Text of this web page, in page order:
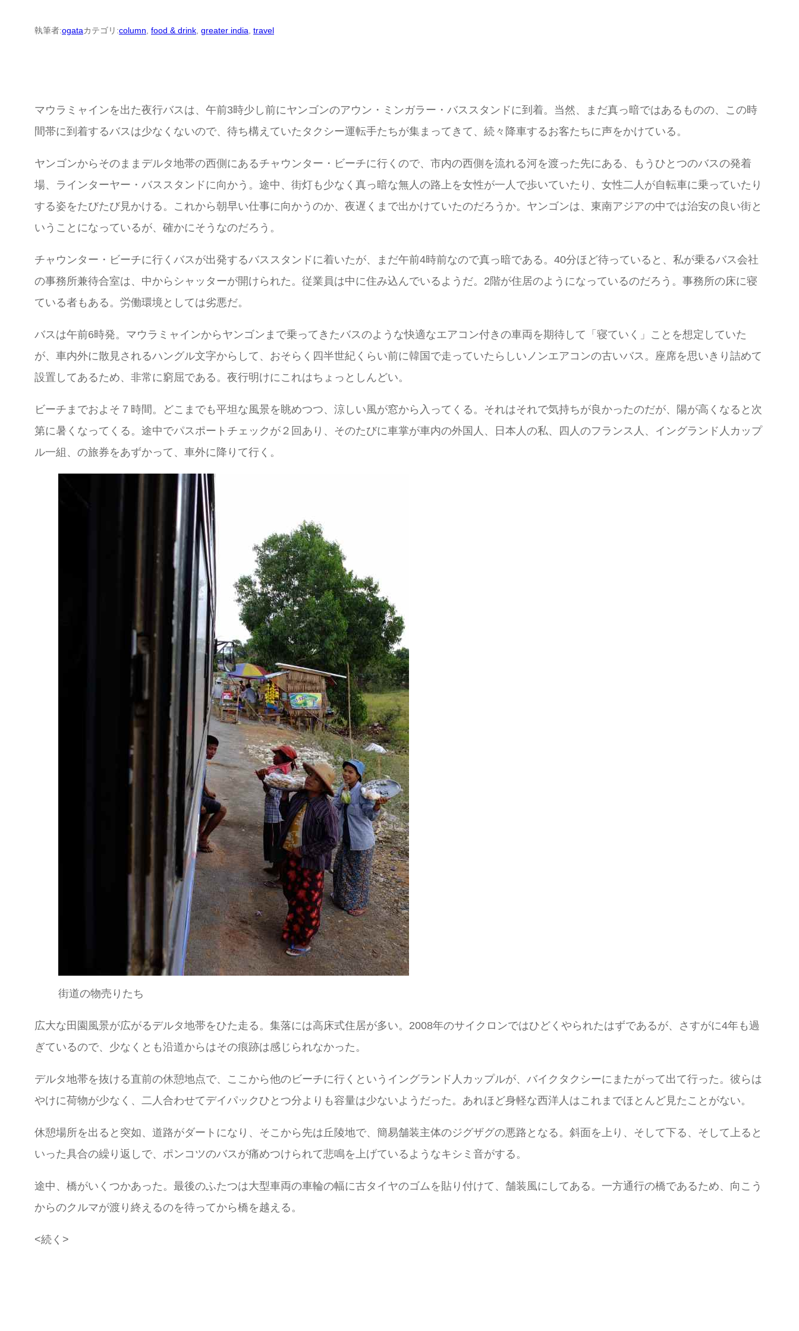
執筆者:ogataカテゴリ:column food & drink greater india travel
マウラミャインを出た夜行バスは、午前3時少し前にヤンゴンのアウン・ミンガラー・バススタンドに到着。当然、まだ真っ暗ではあるものの、この時
間帯に到着するバスは少なくないので、待ち構えていたタクシー運転手たちが集まってきて、続々降車するお客たちに声をかけている。
ヤンゴンからそのままデルタ地帯の西側にあるチャウンター・ビーチに行くので、市内の西側を流れる河を渡った先にある、もうひとつのバスの発着
場、ラインターヤー・バススタンドに向かう。途中、街灯も少なく真っ暗な無人の路上を女性が一人で歩いていたり、女性二人が自転車に乗っていたり
する姿をたびたび見かける。これから朝早い仕事に向かうのか、夜遅くまで出かけていたのだろうか。ヤンゴンは、東南アジアの中では治安の良い街と
いうことになっているが、確かにそうなのだろう。
チャウンター・ビーチに行くバスが出発するバススタンドに着いたが、まだ午前4時前なので真っ暗である。40分ほど待っていると、私が乗るバス会社
の事務所兼待合室は、中からシャッターが開けられた。従業員は中に住み込んでいるようだ。2階が住居のようになっているのだろう。事務所の床に寝
ている者もある。労働環境としては劣悪だ。
バスは午前6時発。マウラミャインからヤンゴンまで乗ってきたバスのような快適なエアコン付きの車両を期待して「寝ていく」ことを想定していた
が、車内外に散見されるハングル文字からして、おそらく四半世紀くらい前に韓国で走っていたらしいノンエアコンの古いバス。座席を思いきり詰めて
設置してあるため、非常に窮屈である。夜行明けにこれはちょっとしんどい。
ビーチまでおよそ７時間。どこまでも平坦な風景を眺めつつ、涼しい風が窓から入ってくる。それはそれで気持ちが良かったのだが、陽が高くなると次
第に暑くなってくる。途中でパスポートチェックが２回あり、そのたびに車掌が車内の外国人、日本人の私、四人のフランス人、イングランド人カップ
ル一組、の旅券をあずかって、車外に降りて行く。
街道の物売りたち
広大な田園風景が広がるデルタ地帯をひた走る。集落には高床式住居が多い。2008年のサイクロンではひどくやられたはずであるが、さすがに4年も過
ぎているので、少なくとも沿道からはその痕跡は感じられなかった。
デルタ地帯を抜ける直前の休憩地点で、ここから他のビーチに行くというイングランド人カップルが、バイクタクシーにまたがって出て行った。彼らは
やけに荷物が少なく、二人合わせてデイパックひとつ分よりも容量は少ないようだった。あれほど身軽な西洋人はこれまでほとんど見たことがない。
休憩場所を出ると突如、道路がダートになり、そこから先は丘陵地で、簡易舗装主体のジグザグの悪路となる。斜面を上り、そして下る、そして上ると
いった具合の繰り返しで、ポンコツのバスが痛めつけられて悲鳴を上げているようなキシミ音がする。
途中、橋がいくつかあった。最後のふたつは大型車両の車輪の幅に古タイヤのゴムを貼り付けて、舗装風にしてある。一方通行の橋であるため、向こう
からのクルマが渡り終えるのを待ってから橋を越える。
<続く>